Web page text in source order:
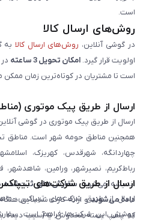
است.
روش‌های ارسال کالا
در گوشی آنلاین، روش‌های ارسال کالا به
اولویت قرار گیرد. امکان تحویل 3 ساعته
است تا مشتریان در کوتاه‌ترین زمان
ارسال از طریق پیک موتوری
همچنین مناطق حومه شهر است. مناطق
چهاردانگه، شهرقدس، کهریزک،
رباط‌کریم، نصیرشهر، ورامین، شاهدشهر،
اندیشه می‌شود. سفارش‌های ثبت‌شده
داده می‌شوندو ارائه کارت شناسایی
که پلمپ بسته مخدوش یا آسیب دیده
ارسال از طریق شرکت‌های
ارسال از طریق شرکت‌های تیپاکس،